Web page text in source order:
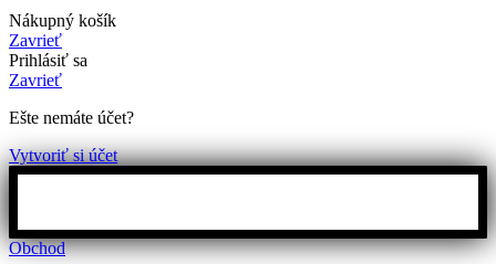
Nákupný košík
Zavrieť
Prihlásiť sa
Zavrieť
Ešte nemáte účet?
Vytvoriť si účet
Obchod